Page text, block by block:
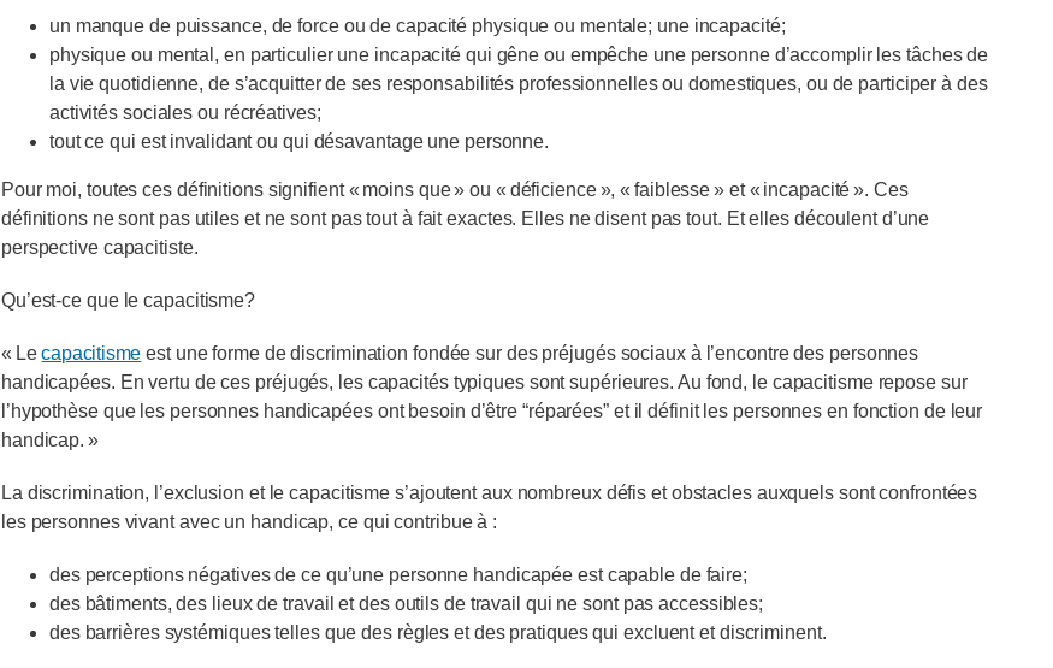
un manque de puissance, de force ou de capacité physique ou mentale; une incapacité;
physique ou mental, en particulier une incapacité qui gêne ou empêche une personne d’accomplir les tâches de
la vie quotidienne, de s’acquitter de ses responsabilités professionnelles ou domestiques, ou de participer à des
activités sociales ou récréatives;
tout ce qui est invalidant ou qui désavantage une personne.
Pour moi, toutes ces définitions signifient « moins que » ou « déficience », « faiblesse » et « incapacité ». Ces
définitions ne sont pas utiles et ne sont pas tout à fait exactes. Elles ne disent pas tout. Et elles découlent d’une
perspective capacitiste.
Qu’est-ce que le capacitisme?
« Lecapacitisme est une forme de discrimination fondée sur des préjugés sociaux à l’encontre des personnes
handicapées. En vertu de ces préjugés, les capacités typiques sont supérieures. Au fond, le capacitisme repose sur
l’hypothèse que les personnes handicapées ont besoin d’être “réparées” et il définit les personnes en fonction de leur
handicap. »
La discrimination, l’exclusion et le capacitisme s’ajoutent aux nombreux défis et obstacles auxquels sont confrontées
les personnes vivant avec un handicap, ce qui contribue à :
des perceptions négatives de ce qu’une personne handicapée est capable de faire;
des bâtiments, des lieux de travail et des outils de travail qui ne sont pas accessibles;
des barrières systémiques telles que des règles et des pratiques qui excluent et discriminent.